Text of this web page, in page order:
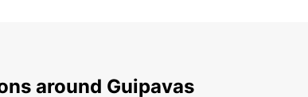
around Guipavas